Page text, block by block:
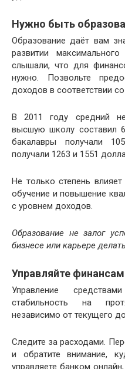
Нужно быть
Образование даёт вам
развитии
слышали, что для
нужно. Позвольте
доходов в соответствии
В 2011 году средний
высшую школу составил
бакалавры получали
получали 1263 и 1551
Не только степень
обучение и повышение
с уровнем доходов.
Образование не залог
бизнесе или карьере
Управляйте
Управление
стабильность на
независимо от текущего
Следите за расходами.
и обратите внимание,
управляете банком